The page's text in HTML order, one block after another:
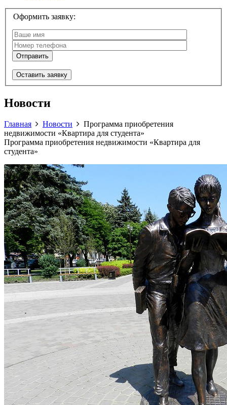
Оформить заявку:
Оставить заявку
Новости
Главная Новости
Программа приобретения
недвижимости «Квартира для студента»
Программа приобретения недвижимости «Квартира для
студента»